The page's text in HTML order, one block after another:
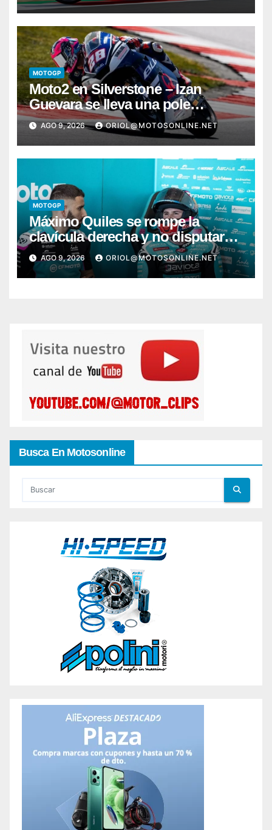
MOTOGP
Moto2 en Silverstone – Izan
Guevara se lleva una pole
incontestable; González, 4º
AGO 9, 2026 ORIOL@MOTOSONLINE.NET
MOTOGP
Máximo Quiles se rompe la
clavícula derecha y no disputará
la carrera de Silverstone
AGO 9, 2026 ORIOL@MOTOSONLINE.NET
Busca En Motosonline